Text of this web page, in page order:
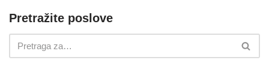
Pretražite poslove